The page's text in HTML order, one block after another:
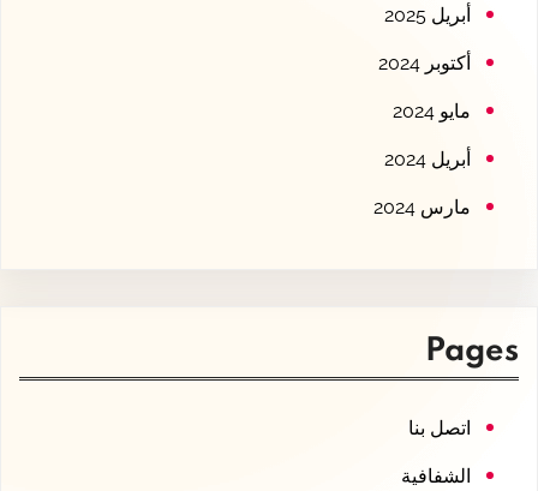
أبريل 2025
أكتوبر 2024
مايو 2024
أبريل 2024
مارس 2024
Pages
اتصل بنا
الشفافية